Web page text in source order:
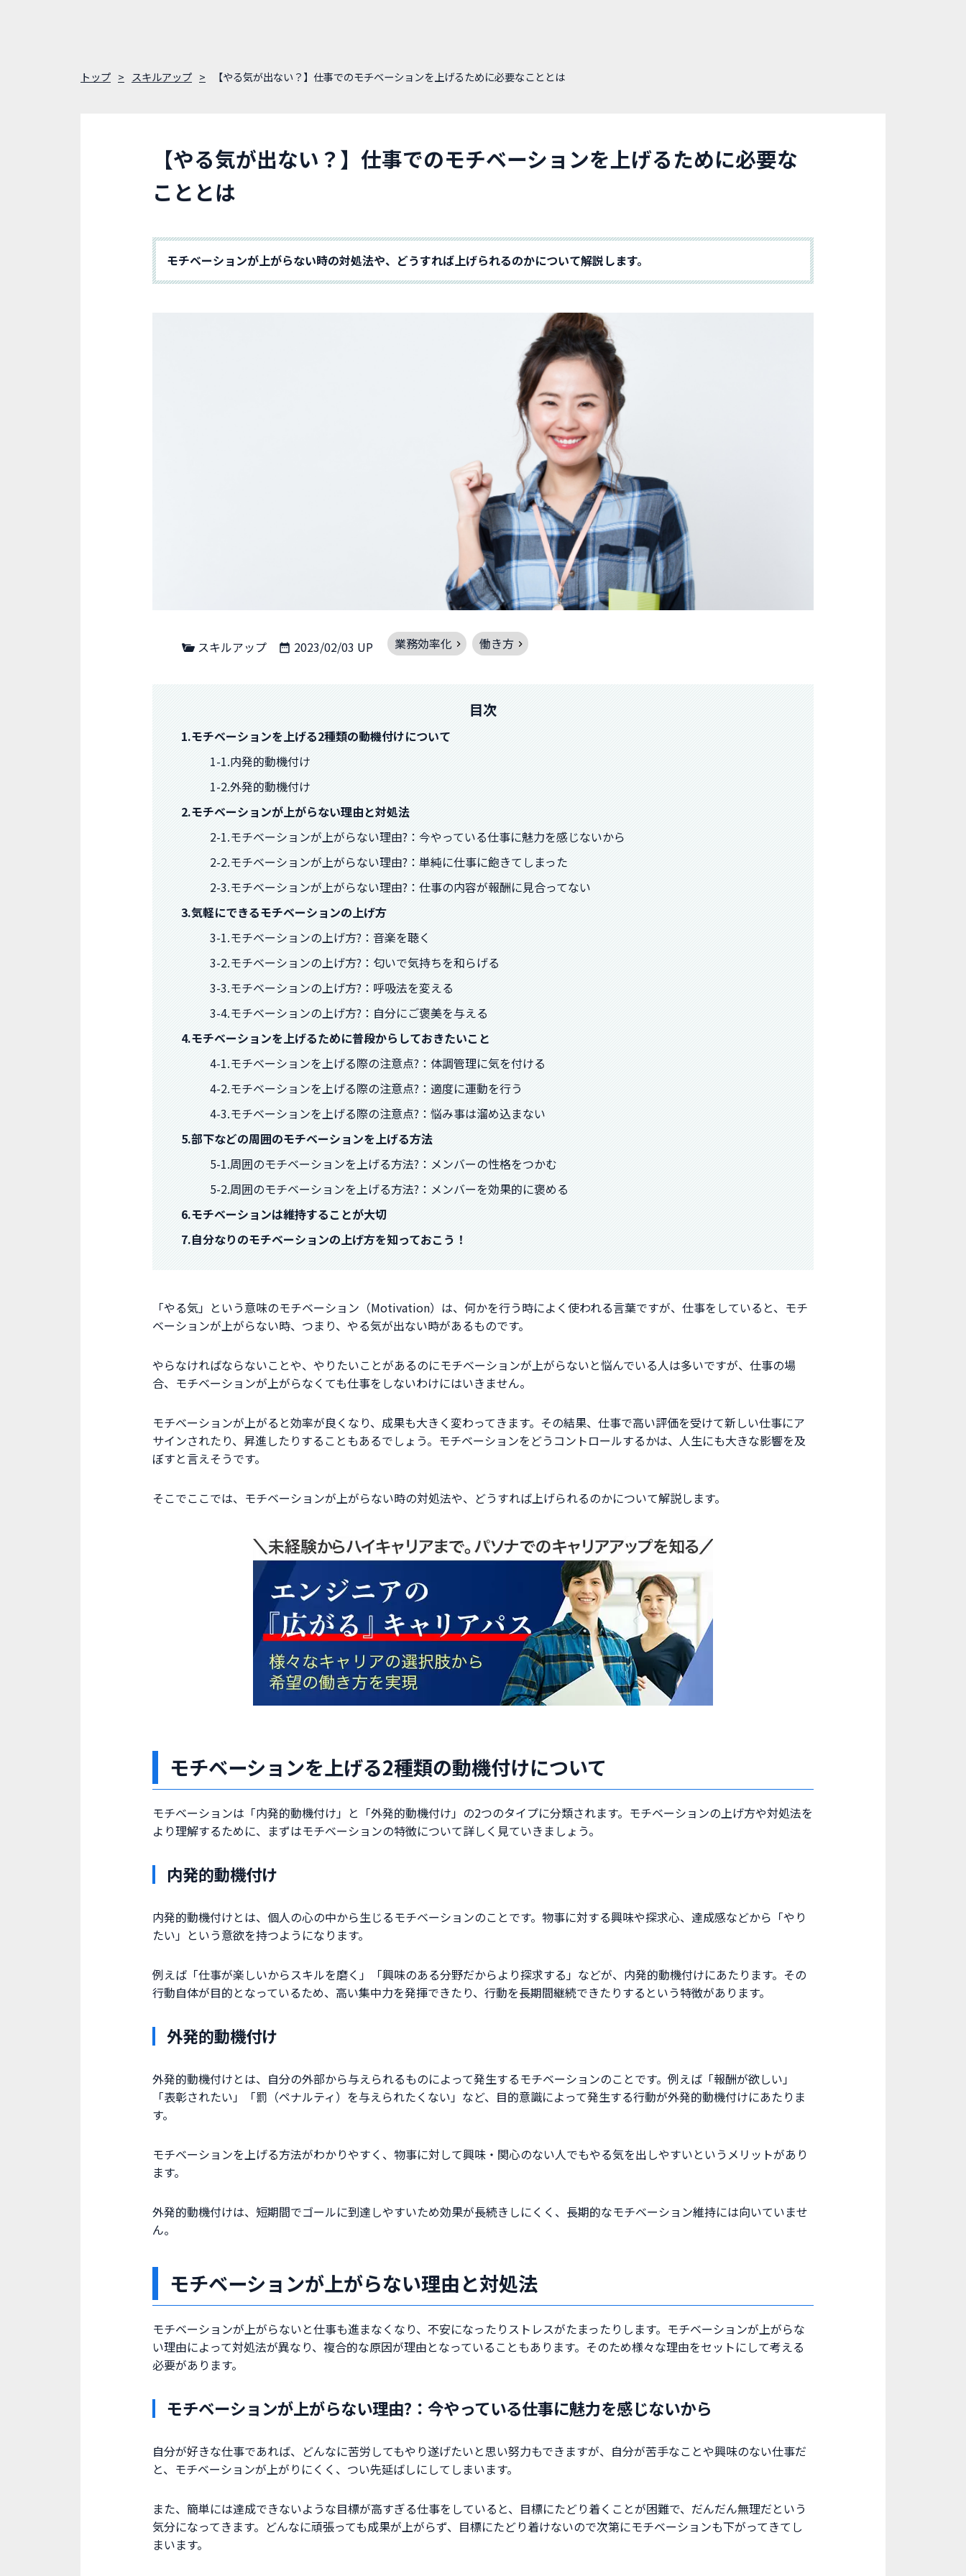
トップ スキルアップ 【やる気が出ない？】仕事でのモチベーションを上げるために必要なこととは
【やる気が出ない？】仕事でのモチベーションを上げるために必要な
こととは
モチベーションが上がらない時の対処法や、どうすれば上げられるのかについて解説します。
スキルアップ 2023/02/03 UP 業務効率化 働き方
目次
1.モチベーションを上げる2種類の動機付けについて
1-1.内発的動機付け
1-2.外発的動機付け
2.モチベーションが上がらない理由と対処法
2-1.モチベーションが上がらない理由?：今やっている仕事に魅力を感じないから
2-2.モチベーションが上がらない理由?：単純に仕事に飽きてしまった
2-3.モチベーションが上がらない理由?：仕事の内容が報酬に見合ってない
3.気軽にできるモチベーションの上げ方
3-1.モチベーションの上げ方?：音楽を聴く
3-2.モチベーションの上げ方?：匂いで気持ちを和らげる
3-3.モチベーションの上げ方?：呼吸法を変える
3-4.モチベーションの上げ方?：自分にご褒美を与える
4.モチベーションを上げるために普段からしておきたいこと
4-1.モチベーションを上げる際の注意点?：体調管理に気を付ける
4-2.モチベーションを上げる際の注意点?：適度に運動を行う
4-3.モチベーションを上げる際の注意点?：悩み事は溜め込まない
5.部下などの周囲のモチベーションを上げる方法
5-1.周囲のモチベーションを上げる方法?：メンバーの性格をつかむ
5-2.周囲のモチベーションを上げる方法?：メンバーを効果的に褒める
6.モチベーションは維持することが大切
7.自分なりのモチベーションの上げ方を知っておこう！
「やる気」という意味のモチベーション（Motivation）は、何かを行う時によく使われる言葉ですが、仕事をしていると、モチ
ベーションが上がらない時、つまり、やる気が出ない時があるものです。
やらなければならないことや、やりたいことがあるのにモチベーションが上がらないと悩んでいる人は多いですが、仕事の場
合、モチベーションが上がらなくても仕事をしないわけにはいきません。
モチベーションが上がると効率が良くなり、成果も大きく変わってきます。その結果、仕事で高い評価を受けて新しい仕事にア
サインされたり、昇進したりすることもあるでしょう。モチベーションをどうコントロールするかは、人生にも大きな影響を及
ぼすと言えそうです。
そこでここでは、モチベーションが上がらない時の対処法や、どうすれば上げられるのかについて解説します。
モチベーションを上げる2種類の動機付けについて
モチベーションは「内発的動機付け」と「外発的動機付け」の2つのタイプに分類されます。モチベーションの上げ方や対処法を
より理解するために、まずはモチベーションの特徴について詳しく見ていきましょう。
内発的動機付け
内発的動機付けとは、個人の心の中から生じるモチベーションのことです。物事に対する興味や探求心、達成感などから「やり
たい」という意欲を持つようになります。
例えば「仕事が楽しいからスキルを磨く」「興味のある分野だからより探求する」などが、内発的動機付けにあたります。その
行動自体が目的となっているため、高い集中力を発揮できたり、行動を長期間継続できたりするという特徴があります。
外発的動機付け
外発的動機付けとは、自分の外部から与えられるものによって発生するモチベーションのことです。例えば「報酬が欲しい」
「表彰されたい」「罰（ペナルティ）を与えられたくない」など、目的意識によって発生する行動が外発的動機付けにあたりま
す。
モチベーションを上げる方法がわかりやすく、物事に対して興味・関心のない人でもやる気を出しやすいというメリットがあり
ます。
外発的動機付けは、短期間でゴールに到達しやすいため効果が長続きしにくく、長期的なモチベーション維持には向いていませ
ん。
モチベーションが上がらない理由と対処法
モチベーションが上がらないと仕事も進まなくなり、不安になったりストレスがたまったりします。モチベーションが上がらな
い理由によって対処法が異なり、複合的な原因が理由となっていることもあります。そのため様々な理由をセットにして考える
必要があります。
モチベーションが上がらない理由?：今やっている仕事に魅力を感じないから
自分が好きな仕事であれば、どんなに苦労してもやり遂げたいと思い努力もできますが、自分が苦手なことや興味のない仕事だ
と、モチベーションが上がりにくく、つい先延ばしにしてしまいます。
また、簡単には達成できないような目標が高すぎる仕事をしていると、目標にたどり着くことが困難で、だんだん無理だという
気分になってきます。どんなに頑張っても成果が上がらず、目標にたどり着けないので次第にモチベーションも下がってきてし
まいます。